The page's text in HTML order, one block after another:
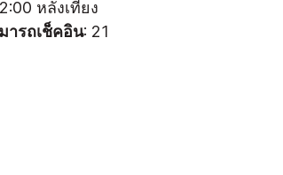
หลังเที่ยง
ารถเช็คอิน: 21